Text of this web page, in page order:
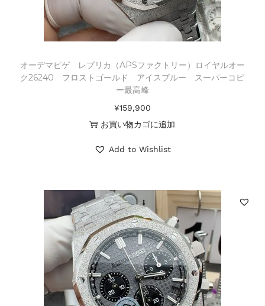
オーデマピゲ レプリカ（APSファクトリー）ロイヤルオー
ク26240 フロストゴールド アイスブルー スーパーコピ
ー最高峰
¥159,900
お買い物カゴに追加
Add to Wishlist